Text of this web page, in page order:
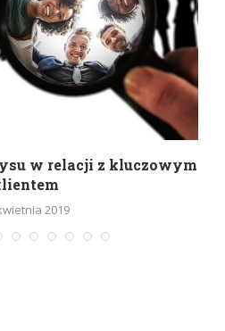
w relacji z kluczowym
2019